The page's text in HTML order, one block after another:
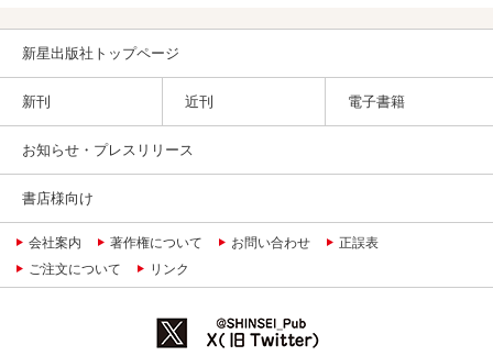
新星出版社トップページ
新刊 近刊 電子書籍
お知らせ・プレスリリース
書店様向け
会社案内 著作権について お問い合わせ
正誤表
ご注文について
リンク